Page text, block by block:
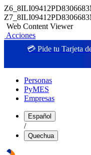
Web Content Viewer
Acciones
💳 Pide tu Tarjeta
Personas
PyMES
Empresas
Español
/
Quechua